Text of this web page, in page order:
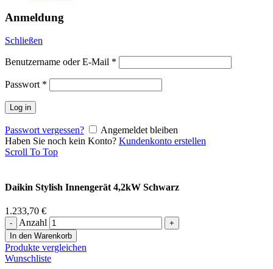
Anmeldung
Schließen
Benutzername oder E-Mail *
Passwort *
Log in
Passwort vergessen?
Angemeldet bleiben
Haben Sie noch kein Konto? Kundenkonto erstellen
Scroll To Top
Daikin Stylish Innengerät 4,2kW Schwarz
1.233,70 €
Anzahl
In den Warenkorb
Produkte vergleichen
Wunschliste